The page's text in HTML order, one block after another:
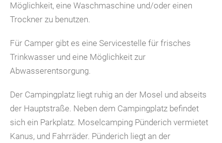
Möglichkeit, eine Waschmaschine und/oder einen
Trockner zu benutzen.
Für Camper gibt es eine Servicestelle für frisches
Trinkwasser und eine Möglichkeit zur
Abwasserentsorgung.
Der Campingplatz liegt ruhig an der Mosel und abseits
der Hauptstraße. Neben dem Campingplatz befindet
sich ein Parkplatz. Moselcamping Pünderich vermietet
Kanus, und Fahrräder. Pünderich liegt an der